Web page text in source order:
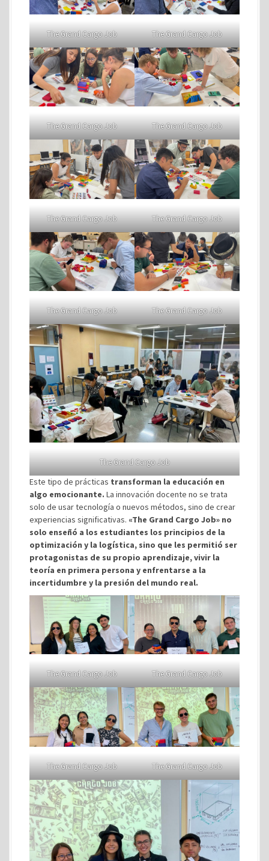
The Grand Cargo Job The Grand Cargo Job
The Grand Cargo Job The Grand Cargo Job
The Grand Cargo Job The Grand Cargo Job
The Grand Cargo Job The Grand Cargo Job
The Grand Cargo Job
Este tipo de prácticas transforman la educación en
algo emocionante. La innovación docente no se trata
solo de usar tecnología o nuevos métodos, sino de crear
experiencias significativas. «The Grand Cargo Job» no
solo enseñó a los estudiantes los principios de la
optimización y la logística, sino que les permitió ser
protagonistas de su propio aprendizaje, vivir la
teoría en primera persona y enfrentarse a la
incertidumbre y la presión del mundo real.
The Grand Cargo Job The Grand Cargo Job
The Grand Cargo Job The Grand Cargo Job